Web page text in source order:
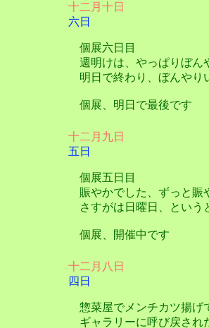
十二月十日
六日
個展六日目
週明けは、やっぱりぼん
明日で終わり、ぼんやり
個展、明日で最後です
十二月九日
五日
個展五日目
賑やかでした、ずっと賑
さすがは日曜日、という
個展、開催中です
十二月八日
四日
惣菜屋でメンチカツ揚げ
ギャラリーに呼び戻され